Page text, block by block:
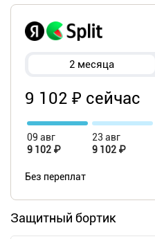
2 месяца
9 102 ₽ сейчас
09 авг
9 102 ₽
23 авг
9 102 ₽
Без переплат
Защитный бортик